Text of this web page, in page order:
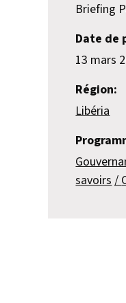
Briefing
Date de
13 mars
Région:
Libéria
savoirs